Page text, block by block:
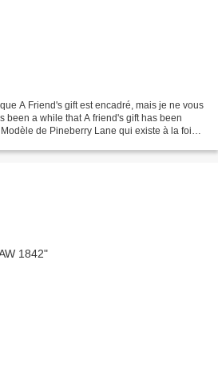
A Friend's gift est encadré, mais je ne vous
been a while that A friend's gift has been
de Pineberry Lane qui existe à la fois